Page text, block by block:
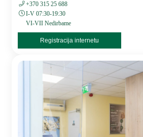
+370 315 25 688
I-V 07:30-19:30
VI-VII Nedirbame
Registracija internetu